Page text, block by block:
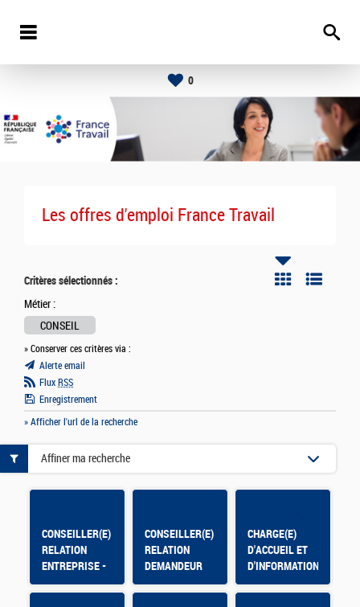
0
Les offres d'emploi France Travail
Critères sélectionnés :
Métier :
CONSEIL
» Conserver ces critères via :
Alerte email
Flux RSS
Enregistrement
» Afficher l'url de la recherche
CONSEILLER(E)
RELATION
ENTREPRISE -
CHATEAUDUN -
CONSEILLER(E)
RELATION
DEMANDEUR
D'EMPLOI -
CHARGE(E)
D'ACCUEIL ET
D'INFORMATION
Affiner ma recherche